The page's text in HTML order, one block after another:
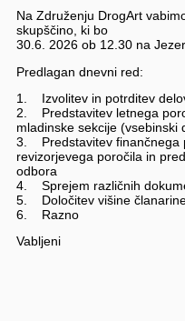
Na Združenju DrogArt
skupščino, ki bo
30.6. 2026 ob 12.30 na
Predlagan dnevni red:
1. Izvolitev in potrditev
2. Predstavitev letnega
mladinske sekcije (vsebinski
3. Predstavitev finančnega
revizorjevega poročila in
odbora
4. Sprejem različnih
5. Določitev višine
6. Razno
Vabljeni